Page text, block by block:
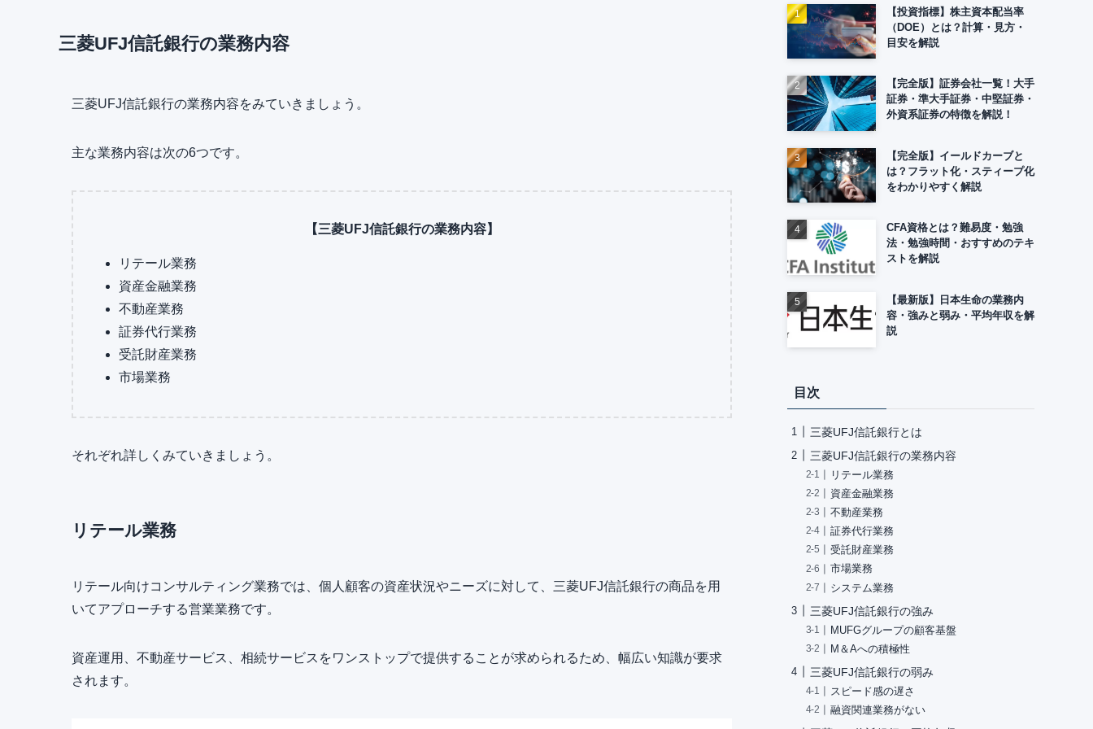
三菱UFJ信託銀行の業務内容
三菱UFJ信託銀行の業務内容をみていきましょう。
主な業務内容は次の6つです。
【三菱UFJ信託銀行の業務内容】
リテール業務
資産金融業務
不動産業務
証券代行業務
受託財産業務
市場業務
それぞれ詳しくみていきましょう。
リテール業務
リテール向けコンサルティング業務では、個人顧客の資産状況やニーズに対して、三菱UFJ信託銀行の商品を用
いてアプローチする営業業務です。
資産運用、不動産サービス、相続サービスをワンストップで提供することが求められるため、幅広い知識が要求
されます。
【投資指標】株主資本配当率
（DOE）とは？計算・見方・
目安を解説
【完全版】証券会社一覧！大手
証券・準大手証券・中堅証券・
外資系証券の特徴を解説！
【完全版】イールドカーブと
は？フラット化・スティープ化
をわかりやすく解説
CFA資格とは？難易度・勉強
法・勉強時間・おすすめのテキ
ストを解説
【最新版】日本生命の業務内
容・強みと弱み・平均年収を解
説
目次
三菱UFJ信託銀行とは
三菱UFJ信託銀行の業務内容
リテール業務
資産金融業務
不動産業務
証券代行業務
受託財産業務
市場業務
システム業務
三菱UFJ信託銀行の強み
MUFGグループの顧客基盤
M＆Aへの積極性
三菱UFJ信託銀行の弱み
スピード感の遅さ
融資関連業務がない